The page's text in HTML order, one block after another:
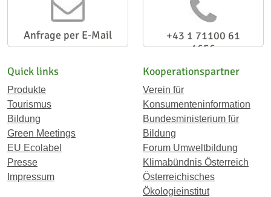
Anfrage per E-Mail
+43 1 71100 61
1656
Quick links
Produkte
Tourismus
Bildung
Green Meetings
EU Ecolabel
Presse
Impressum
Kooperationspartner
Verein für
Konsumenteninformation
Bundesministerium für
Bildung
Forum Umweltbildung
Klimabündnis Österreich
Österreichisches
Ökologieinstitut